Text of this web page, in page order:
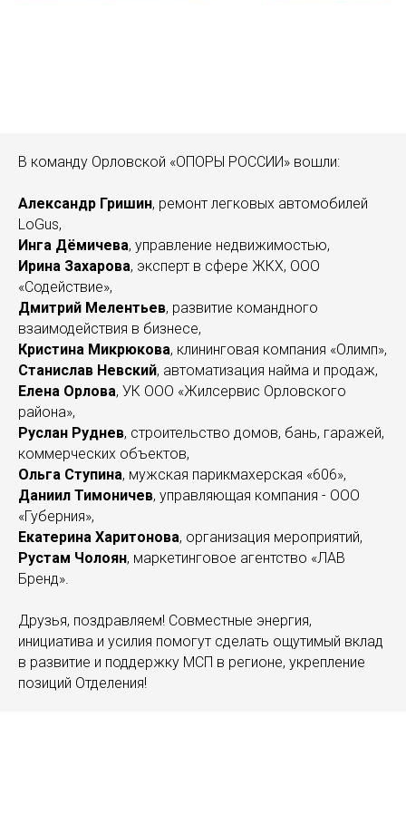
В команду Орловской «ОПОРЫ РОССИИ» вошли:
Александр Гришин, ремонт легковых автомобилей
LoGus,
Инга Дёмичева, управление недвижимостью,
Ирина Захарова, эксперт в сфере ЖКХ, ООО
«Содействие»,
Дмитрий Мелентьев, развитие командного
взаимодействия в бизнесе,
Кристина Микрюкова, клининговая компания «Олимп»,
Станислав Невский, автоматизация найма и продаж,
Елена Орлова, УК ООО «Жилсервис Орловского
района»,
Руслан Руднев, строительство домов, бань, гаражей,
коммерческих объектов,
Ольга Ступина, мужская парикмахерская «606»,
Даниил Тимоничев, управляющая компания - ООО
«Губерния»,
Екатерина Харитонова, организация мероприятий,
Рустам Чолоян, маркетинговое агентство «ЛАВ
Бренд».
Друзья, поздравляем! Совместные энергия,
инициатива и усилия помогут сделать ощутимый вклад
в развитие и поддержку МСП в регионе, укрепление
позиций Отделения!